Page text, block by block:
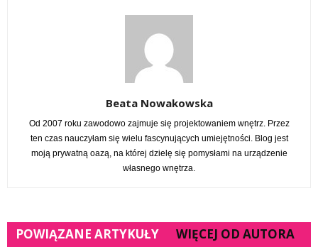
Beata Nowakowska
Od 2007 roku zawodowo zajmuje się projektowaniem wnętrz. Przez
ten czas nauczyłam się wielu fascynujących umiejętności. Blog jest
moją prywatną oazą, na której dzielę się pomysłami na urządzenie
własnego wnętrza.
POWIĄZANE ARTYKUŁY WIĘCEJ OD AUTORA